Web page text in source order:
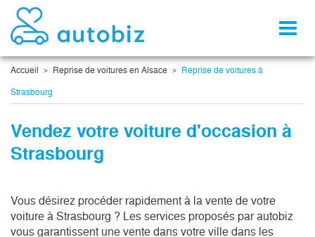
Accueil Reprise de voitures en Alsace Reprise de voitures à
Strasbourg
Vendez votre voiture d'occasion à
Strasbourg
Vous désirez procéder rapidement à la vente de votre
voiture à Strasbourg ? Les services proposés par autobiz
vous garantissent une vente dans votre ville dans les